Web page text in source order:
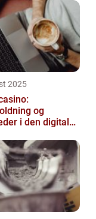
2025
og
i den digitale